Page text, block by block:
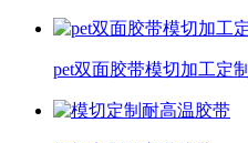
pet双面胶带模切加工定制